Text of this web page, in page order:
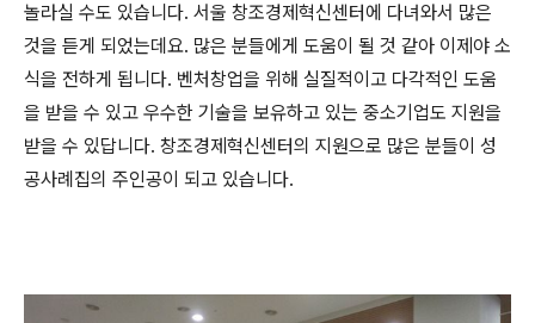
놀라실 수도 있습니다. 서울 창조경제혁신센터에 다녀와서 많은
것을 듣게 되었는데요. 많은 분들에게 도움이 될 것 같아 이제야 소
식을 전하게 됩니다. 벤처창업을 위해 실질적이고 다각적인 도움
을 받을 수 있고 우수한 기술을 보유하고 있는 중소기업도 지원을
받을 수 있답니다. 창조경제혁신센터의 지원으로 많은 분들이 성
공사례집의 주인공이 되고 있습니다.